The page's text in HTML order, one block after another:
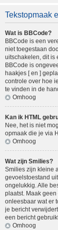
Tekstopmaak
Wat is BBCode?
BBCode is een
niet toegestaan
uitschakelen, dit is
BBCode is
haakjes [ en ]
controle over hoe
te vinden in de
Omhoog
Kan ik HTML
Nee, het is niet
opmaak die je via
Omhoog
Wat zijn Smilies?
Smilies zijn kleine
gevoelstoestand
ongelukkig. Alle
plaatst. Maak
onleesbaar wat er
je bericht
een bericht
Omhoog